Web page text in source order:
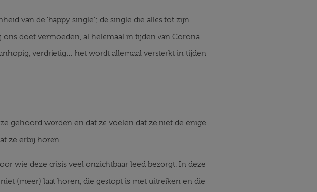
van de ‘happy single’; de single die alles tot zijn
doet vermoeden, al helemaal in tijden van Corona.
verdrietig… het wordt allemaal versterkt in tijden
gehoord worden en dat ze voelen dat ze niet de enige
ze erbij horen.
wie deze crisis veel onzichtbaar leed bezorgt. In deze
(meer) laat horen, die gestopt is met uitreiken en die